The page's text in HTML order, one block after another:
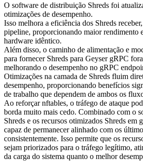
O software de distribuição Shreds foi
otimizações de desempenho.
Isso melhora a eficiência dos Shreds
pipeline, proporcionando maior rendimento
hardware idêntico.
Além disso, o caminho de alimentação e
para fornecer Shreds para Geyser gRPC
melhorando o desempenho no gRPC
Otimizações na camada de Shreds fluim
desempenho, proporcionando benefícios
de trabalho que dependem de ambos os
Ao reforçar nftables, o tráfego de ataque
borda muito mais cedo. Combinado com o
Shreds e os recursos otimizados Shreds em
capaz de permanecer alinhado com os
consistentemente. Isso permite que os
sejam priorizados para o tráfego legítimo,
da carga do sistema quanto o melhor